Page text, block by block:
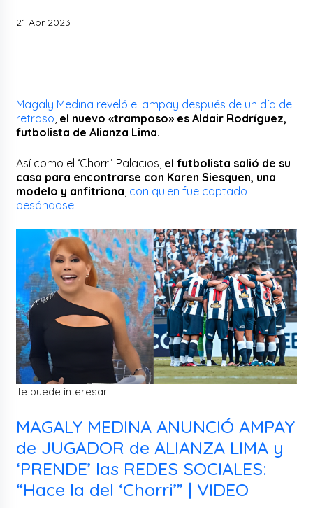
21 Abr 2023
Magaly Medina reveló el ampay después de un día de
retraso el nuevo «tramposo» es Aldair Rodríguez,
futbolista de Alianza Lima.
Así como el ‘Chorri’ Palacios, el futbolista salió de su
casa para encontrarse con Karen Siesquen, una
modelo y anfitriona con quien fue captado
besándose.
Te puede interesar
MAGALY MEDINA ANUNCIÓ AMPAY
de JUGADOR de ALIANZA LIMA y
‘PRENDE’ las REDES SOCIALES:
“Hace la del ‘Chorri’” | VIDEO